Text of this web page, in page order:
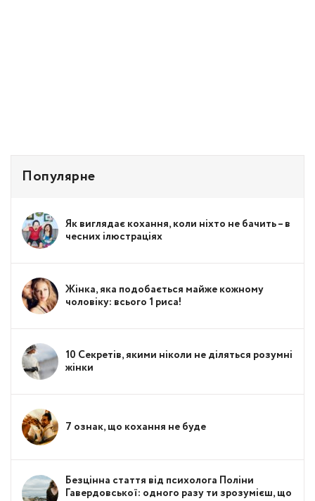
Популярне
Як виглядає кохання, коли ніхто не бачить – в
чесних ілюстраціях
Жінка, яка подобається майже кожному
чоловіку: всього 1 риса!
10 Секретів, якими ніколи не діляться розумні
жінки
7 ознак, що кохання не буде
Безцінна стаття від психолога Поліни
Гавердовської: одного разу ти зрозумієш, що